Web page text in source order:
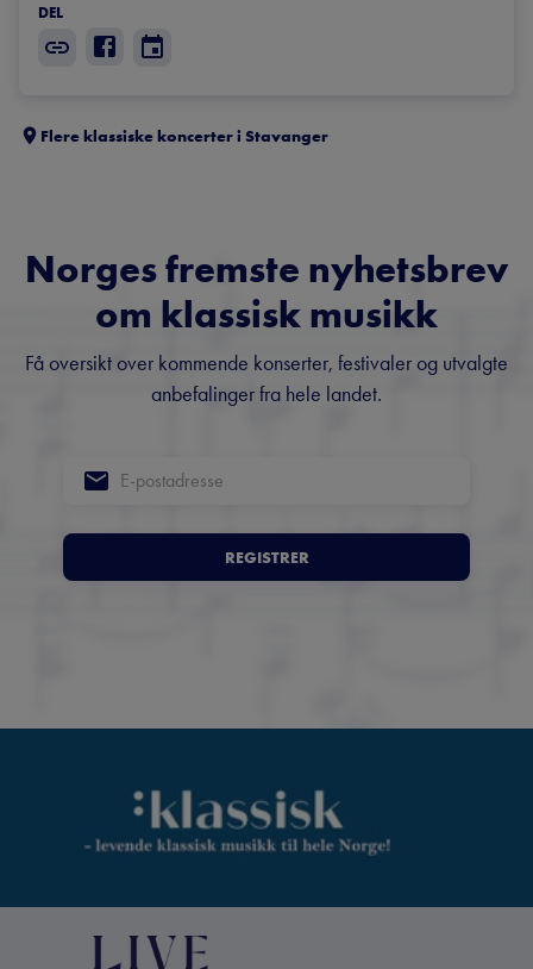
DEL
Flere klassiske koncerter i Stavanger
Norges fremste nyhetsbrev
om klassisk musikk
Få oversikt over kommende konserter, festivaler og utvalgte
anbefalinger fra hele landet.
REGISTRER